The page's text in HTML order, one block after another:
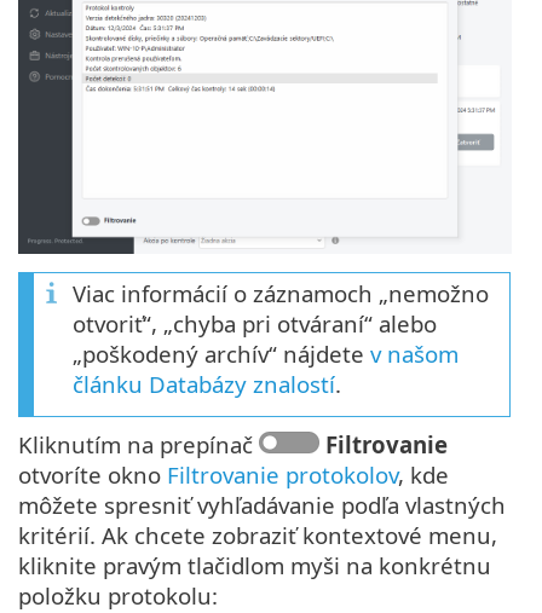
Viac informácií o záznamoch „nemožno
otvoriť“, „chyba pri otváraní“ alebo
„poškodený archív“ nájdete v našom
článku Databázy znalostí.
Kliknutím na prepínač
Filtrovanie
otvoríte okno Filtrovanie protokolov, kde
môžete spresniť vyhľadávanie podľa vlastných
kritérií. Ak chcete zobraziť kontextové menu,
kliknite pravým tlačidlom myši na konkrétnu
položku protokolu: